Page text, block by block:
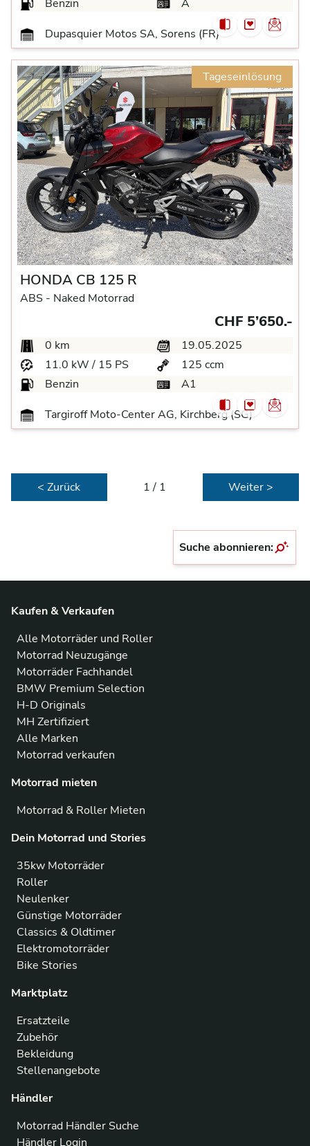
Benzin
A
Dupasquier Motos SA, Sorens (FR)
Tageseinlösung
HONDA CB 125 R
ABS - Naked Motorrad
CHF 5’650.-
0 km
19.05.2025
11.0 kW / 15 PS
125 ccm
Benzin
A1
Targiroff Moto-Center AG, Kirchberg (SG)
< Zurück 1 / 1 Weiter >
Kaufen & Verkaufen
Alle Motorräder und Roller
Motorrad Neuzugänge
Motorräder Fachhandel
BMW Premium Selection
H-D Originals
MH Zertifiziert
Alle Marken
Motorrad verkaufen
Motorrad mieten
Motorrad & Roller Mieten
Dein Motorrad und Stories
35kw Motorräder
Roller
Neulenker
Günstige Motorräder
Classics & Oldtimer
Elektromotorräder
Bike Stories
Marktplatz
Ersatzteile
Zubehör
Bekleidung
Stellenangebote
Händler
Motorrad Händler Suche
Händler Login
Suche abonnieren: